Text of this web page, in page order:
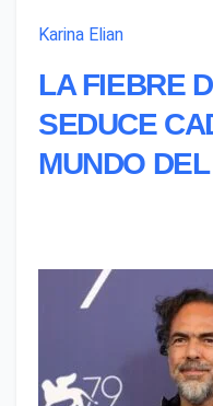
Karina Elian
LA FIEBRE
SEDUCE
MUNDO